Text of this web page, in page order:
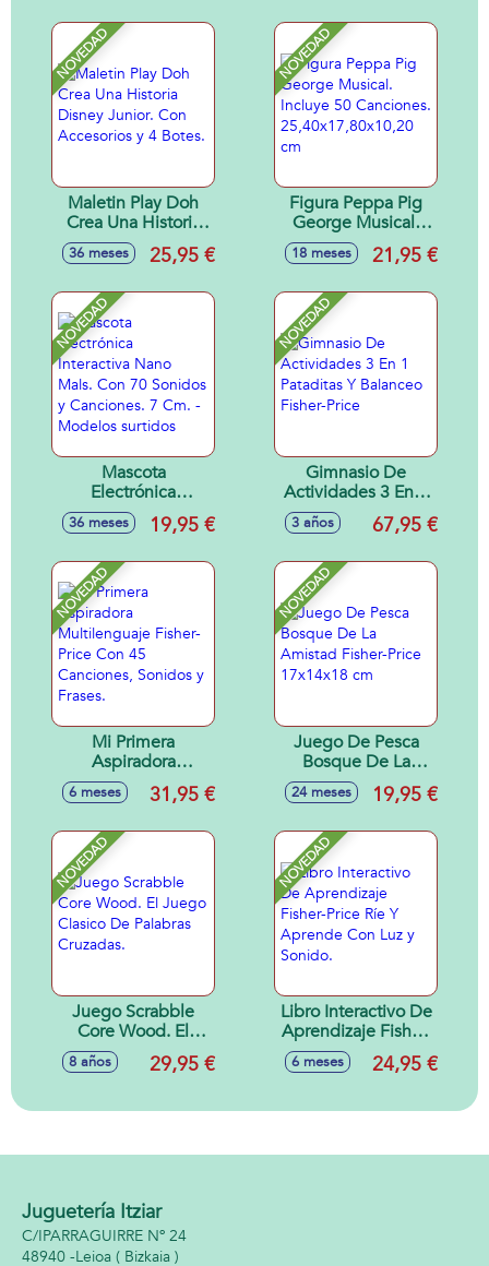
NOVEDAD
Maletin Play Doh
Crea Una Historia
Disney Junior. Con
Accesorios y 4
36 meses 25,95 €
NOVEDAD
Figura Peppa Pig
George Musical.
Incluye 50
Canciones.
cm
18 meses 21,95 €
NOVEDAD
Mascota
Electrónica
Interactiva Nano
Mals. Con 70
Canciones. 7 Cm. -
Modelos surtidos
36 meses 19,95 €
NOVEDAD
Gimnasio De
Actividades 3 En 1
Pataditas Y
Balanceo Fisher-
3 años 67,95 €
NOVEDAD
Mi Primera
Aspiradora
Multilenguaje
Fisher-Price Con 45
y Frases.
6 meses 31,95 €
NOVEDAD
Juego De Pesca
Bosque De La
Amistad Fisher-
Price 17x14x18 cm
24 meses 19,95 €
NOVEDAD
Juego Scrabble
Core Wood. El
Juego Clasico De
Palabras Cruzadas.
8 años 29,95 €
NOVEDAD
Libro Interactivo De
Aprendizaje Fisher-
Price Ríe Y
Aprende Con Luz y
6 meses 24,95 €
Juguetería Itziar
C/IPARRAGUIRRE Nº 24
48940 -Leioa ( Bizkaia )